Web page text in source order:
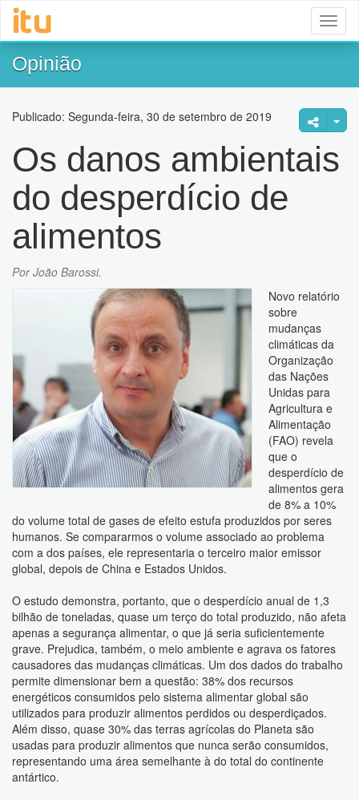
Opinião
Publicado: Segunda-feira, 30 de setembro de 2019
Os danos ambientais
do desperdício de
alimentos
Por João Barossi.
Novo relatório
sobre
mudanças
climáticas da
Organização
das Nações
Unidas para
Agricultura e
Alimentação
(FAO) revela
que o
desperdício de
alimentos gera
de 8% a 10%
do volume total de gases de efeito estufa produzidos por seres
humanos. Se compararmos o volume associado ao problema
com a dos países, ele representaria o terceiro maior emissor
global, depois de China e Estados Unidos.
O estudo demonstra, portanto, que o desperdício anual de 1,3
bilhão de toneladas, quase um terço do total produzido, não afeta
apenas a segurança alimentar, o que já seria suficientemente
grave. Prejudica, também, o meio ambiente e agrava os fatores
causadores das mudanças climáticas. Um dos dados do trabalho
permite dimensionar bem a questão: 38% dos recursos
energéticos consumidos pelo sistema alimentar global são
utilizados para produzir alimentos perdidos ou desperdiçados.
Além disso, quase 30% das terras agrícolas do Planeta são
usadas para produzir alimentos que nunca serão consumidos,
representando uma área semelhante à do total do continente
antártico.